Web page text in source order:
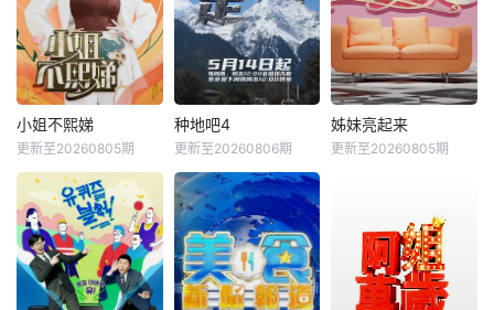
小姐不熙娣
更新至20260805期
种地吧4
更新至20260806期
姊妹亮起来
更新至20260805期